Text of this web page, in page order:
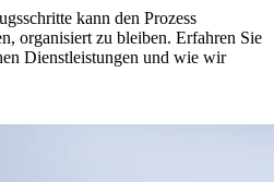
kann den Prozess
organisiert zu bleiben. Erfahren Sie
Dienstleistungen und wie wir